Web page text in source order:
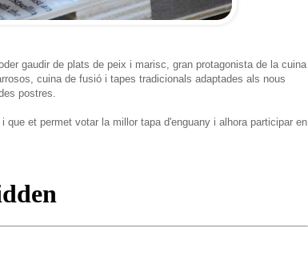
gaudir de plats de peix i marisc, gran protagonista de la cuina
cuina de fusió i tapes tradicionals adaptades als nous
postres.
et permet votar la millor tapa d'enguany i alhora participar en